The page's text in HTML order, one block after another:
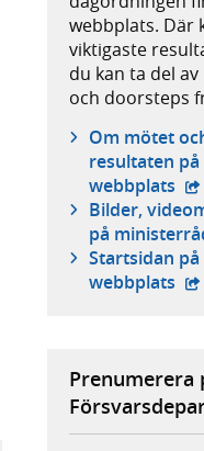
webbplats. Där
viktigaste
du kan ta del
och doorsteps
Om mötet
resultaten
webbplats -
Bilder,
på
Startsidan
webbplats -
Prenumerera